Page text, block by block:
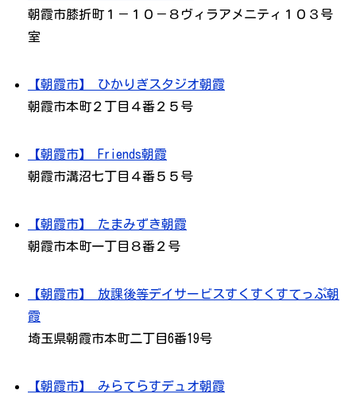
朝霞市膝折町１－１０－８ヴィラアメニティ１０３号
室
【朝霞市】 ひかりぎスタジオ朝霞
朝霞市本町２丁目４番２５号
【朝霞市】 Friends朝霞
朝霞市溝沼七丁目４番５５号
【朝霞市】 たまみずき朝霞
朝霞市本町一丁目８番２号
【朝霞市】 放課後等デイサービスすくすくすてっぷ朝
霞
埼玉県朝霞市本町二丁目6番19号
【朝霞市】 みらてらすデュオ朝霞